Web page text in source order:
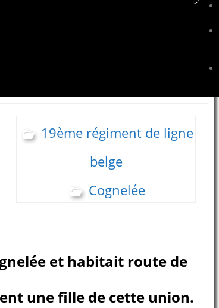
19ème régiment de ligne
belge
Cognelée
et habitait route de
une fille de cette union.